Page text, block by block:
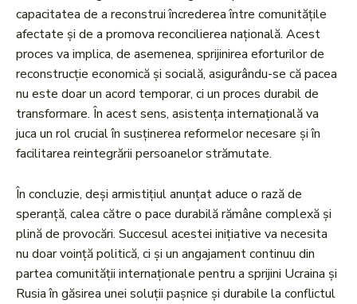
capacitatea de a reconstrui încrederea între comunitățile
afectate și de a promova reconcilierea națională. Acest
proces va implica, de asemenea, sprijinirea eforturilor de
reconstrucție economică și socială, asigurându-se că pacea
nu este doar un acord temporar, ci un proces durabil de
transformare. În acest sens, asistența internațională va
juca un rol crucial în susținerea reformelor necesare și în
facilitarea reintegrării persoanelor strămutate.
În concluzie, deși armistițiul anunțat aduce o rază de
speranță, calea către o pace durabilă rămâne complexă și
plină de provocări. Succesul acestei inițiative va necesita
nu doar voință politică, ci și un angajament continuu din
partea comunității internaționale pentru a sprijini Ucraina și
Rusia în găsirea unei soluții pașnice și durabile la conflictul